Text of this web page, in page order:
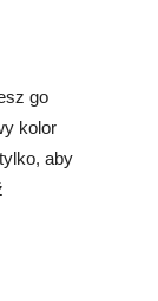
go
kolor
aby